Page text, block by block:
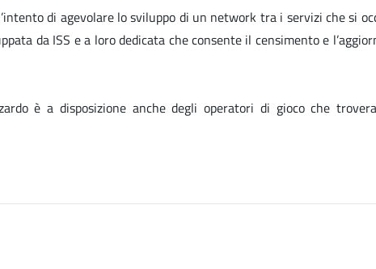
di agevolare lo sviluppo di un network tra i servizi che si
da ISS e a loro dedicata che consente il censimento e
è a disposizione anche degli operatori di gioco che